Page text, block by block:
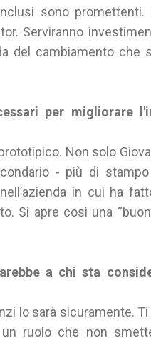
sono
Serviranno
del cambiamento
per migliorare
Non solo
- più di
in cui ha
Si apre così una
a chi sta
lo sarà sicuramente.
ruolo che non